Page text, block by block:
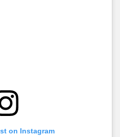
on Instagram